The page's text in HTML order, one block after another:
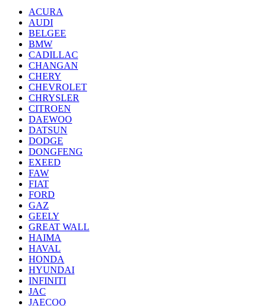
ACURA
AUDI
BELGEE
BMW
CADILLAC
CHANGAN
CHERY
CHEVROLET
CHRYSLER
CITROEN
DAEWOO
DATSUN
DODGE
DONGFENG
EXEED
FAW
FIAT
FORD
GAZ
GEELY
GREAT WALL
HAIMA
HAVAL
HONDA
HYUNDAI
INFINITI
JAC
JAECOO